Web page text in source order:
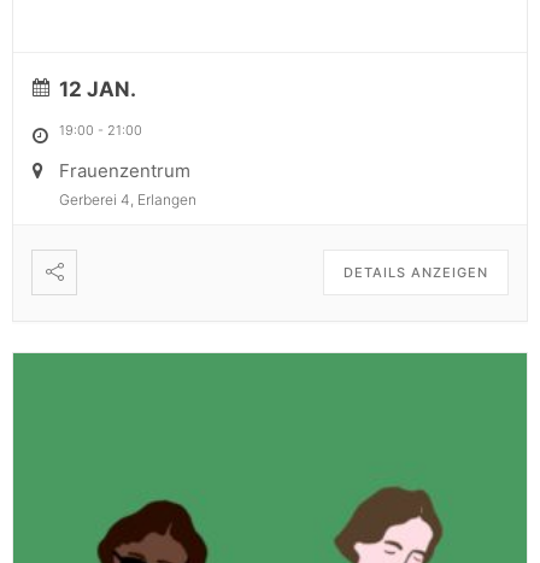
12 JAN.
19:00 - 21:00
Frauenzentrum
Gerberei 4, Erlangen
DETAILS ANZEIGEN